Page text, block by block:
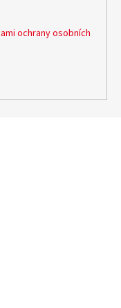
ochrany osobních